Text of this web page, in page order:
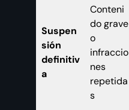
Suspen
sión
definitiv
a
Conteni
do grave
o
infraccio
nes
repetida
s